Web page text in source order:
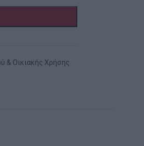
& Οικιακής Χρήσης